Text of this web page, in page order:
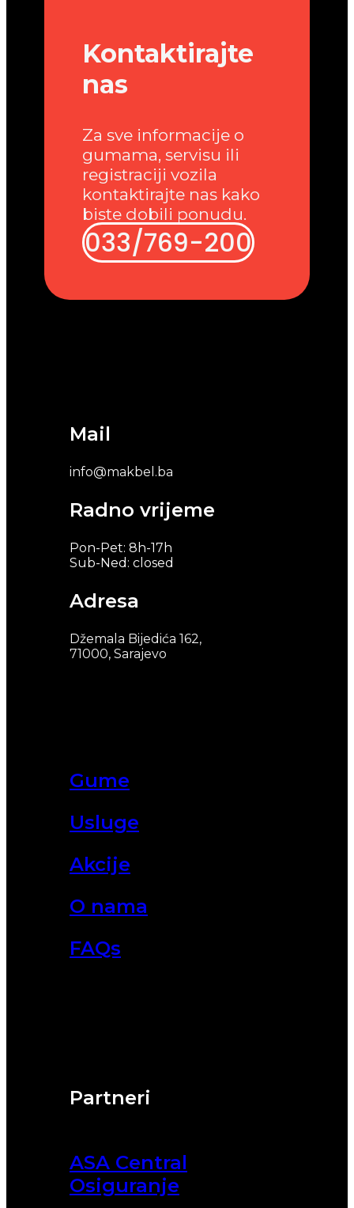
Partneri
ASA Central
Osiguranje
Gume
Usluge
Akcije
O nama
FAQs
Mail
info@makbel.ba
Radno vrijeme
Pon-Pet: 8h-17h
Sub-Ned: closed
Adresa
Džemala Bijedića 162,
71000, Sarajevo
Kontaktirajte
nas
Za sve informacije o
gumama, servisu ili
registraciji vozila
kontaktirajte nas kako
biste dobili ponudu.
033/769-200